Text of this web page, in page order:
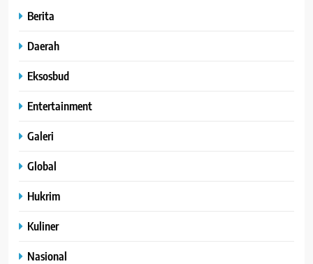
Berita
Daerah
Eksosbud
Entertainment
Galeri
Global
Hukrim
Kuliner
Nasional